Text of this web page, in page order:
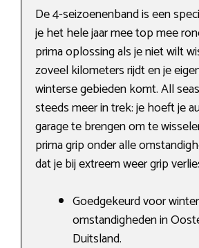
De 4-seizoenenband is een
je het hele jaar mee top mee
prima oplossing als je niet wilt
zoveel kilometers rijdt en je
winterse gebieden komt. All
steeds meer in trek: je hoeft je
garage te brengen om te
prima grip onder alle
dat je bij extreem weer grip
Goedgekeurd voor
omstandigheden in
Duitsland.